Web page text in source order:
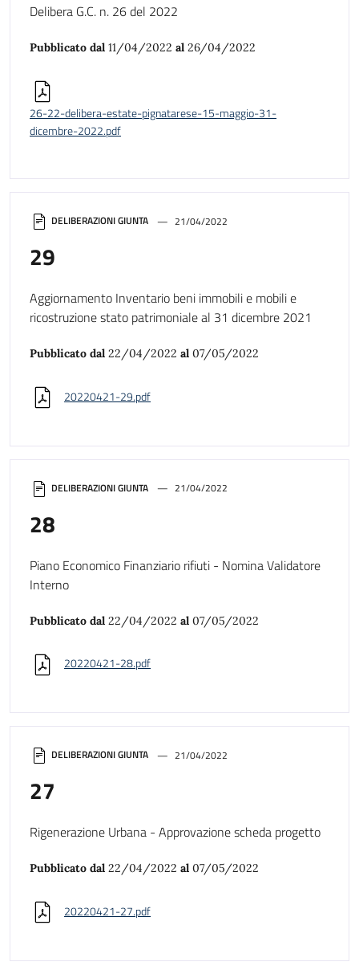
DELIBERAZIONI GIUNTA 21/04/2022
27
Rigenerazione Urbana - Approvazione scheda progetto
Pubblicato dal 22/04/2022 al 07/05/2022
20220421-27.pdf
DELIBERAZIONI GIUNTA 21/04/2022
28
Piano Economico Finanziario rifiuti - Nomina Validatore
Interno
Pubblicato dal 22/04/2022 al 07/05/2022
20220421-28.pdf
DELIBERAZIONI GIUNTA 21/04/2022
29
Aggiornamento Inventario beni immobili e mobili e
ricostruzione stato patrimoniale al 31 dicembre 2021
Pubblicato dal 22/04/2022 al 07/05/2022
20220421-29.pdf
Delibera G.C. n. 26 del 2022
Pubblicato dal 11/04/2022 al 26/04/2022
26-22-delibera-estate-pignatarese-15-maggio-31-
dicembre-2022.pdf